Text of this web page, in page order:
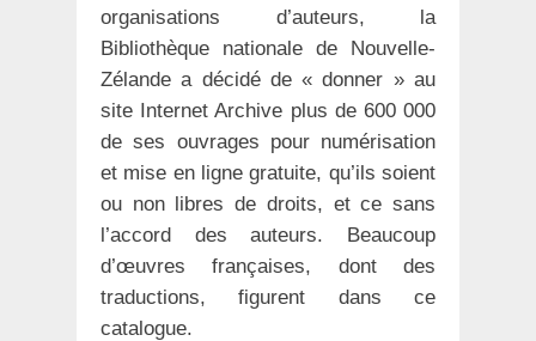
organisations d’auteurs, la
Bibliothèque nationale de Nouvelle-
Zélande a décidé de « donner » au
site Internet Archive plus de 600 000
de ses ouvrages pour numérisation
et mise en ligne gratuite, qu’ils soient
ou non libres de droits, et ce sans
l’accord des auteurs. Beaucoup
d’œuvres françaises, dont des
traductions, figurent dans ce
catalogue.